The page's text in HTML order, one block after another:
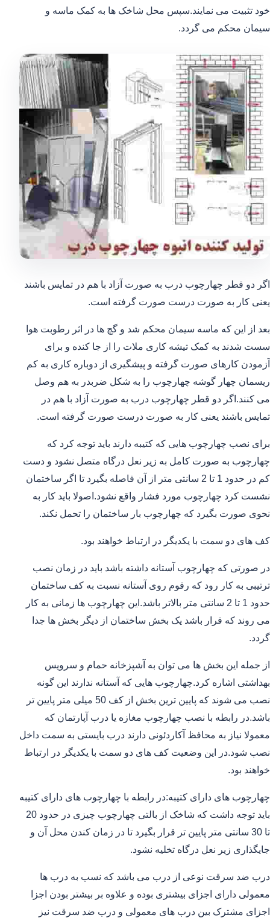
خود تثبیت می نمایند.سپس محل شاخک ها به کمک ماسه و
سیمان محکم می گردد.
اگر دو قطر چهارچوب درب به صورت آزاد با هم در تمایس باشند
یعنی کار به صورت درست صورت گرفته است.
بعد از این که ماسه سیمان محکم شد و گچ ها در اثر رطوبت هوا
سست شدند به کمک تیشه کاری ملات را از جا کنده و برای
آزمودن کارهای صورت گرفته و پیشگیری از دوباره کاری به کم
ریسمان چهار گوشه چهارچوب را به شکل ضربدر به هم وصل
می کنند.اگر دو قطر چهارچوب درب به صورت آزاد با هم در
تمایس باشند یعنی کار به صورت درست صورت گرفته است.
برای نصب چهارچوب هایی که کتیبه دارند باید توجه کرد که
چهارچوب به صورت کامل به زیر نعل درگاه متصل نشود و دست
کم در حدود 1 تا 2 سانتی متر از آن فاصله بگیرد تا اگر ساختمان
نشست کرد چهارچوب مورد فشار واقع نشود.اصولا باید کار به
نحوی صورت بگیرد که چهارچوب بار ساختمان را تحمل نکند.
کف های دو سمت با یکدیگر در ارتباط خواهند بود.
در صورتی که چهارچوب آستانه داشته باشد باید در زمان نصب
ترتیبی به کار رود که رقوم روی آستانه نسبت به کف ساختمان
حدود 1 تا 2 سانتی متر بالاتر باشد.این چهارچوب ها زمانی به کار
می روند که قرار باشد یک بخش ساختمان از دیگر بخش ها جدا
گردد.
از جمله این بخش ها می توان به آشپزخانه حمام و سرویس
بهداشتی اشاره کرد.چهارچوب هایی که آستانه ندارند این گونه
نصب می شوند که پایین ترین بخش از کف 50 میلی متر پایین تر
باشد.در رابطه با نصب چهارچوب مغازه یا درب آپارتمان که
معمولا نیاز به محافظ آکاردئونی دارند درب بایستی به سمت داخل
نصب شود.در این وضعیت کف های دو سمت با یکدیگر در ارتباط
خواهند بود.
چهارچوب های دارای کتیبه:در رابطه با چهارچوب های دارای کتیبه
باید توجه داشت که شاخک از بالتی چهارچوب چیزی در حدود 20
تا 30 سانتی متر پایین تر قرار بگیرد تا در زمان کندن محل آن و
جایگذاری زیر نعل درگاه تخلیه نشود.
درب ضد سرقت نوعی از درب می باشد که نسب به درب ها
معمولی دارای اجزای بیشتری بوده و علاوه بر بیشتر بودن اجزا
اجزای مشترک بین درب های معمولی و درب ضد سرقت نیز